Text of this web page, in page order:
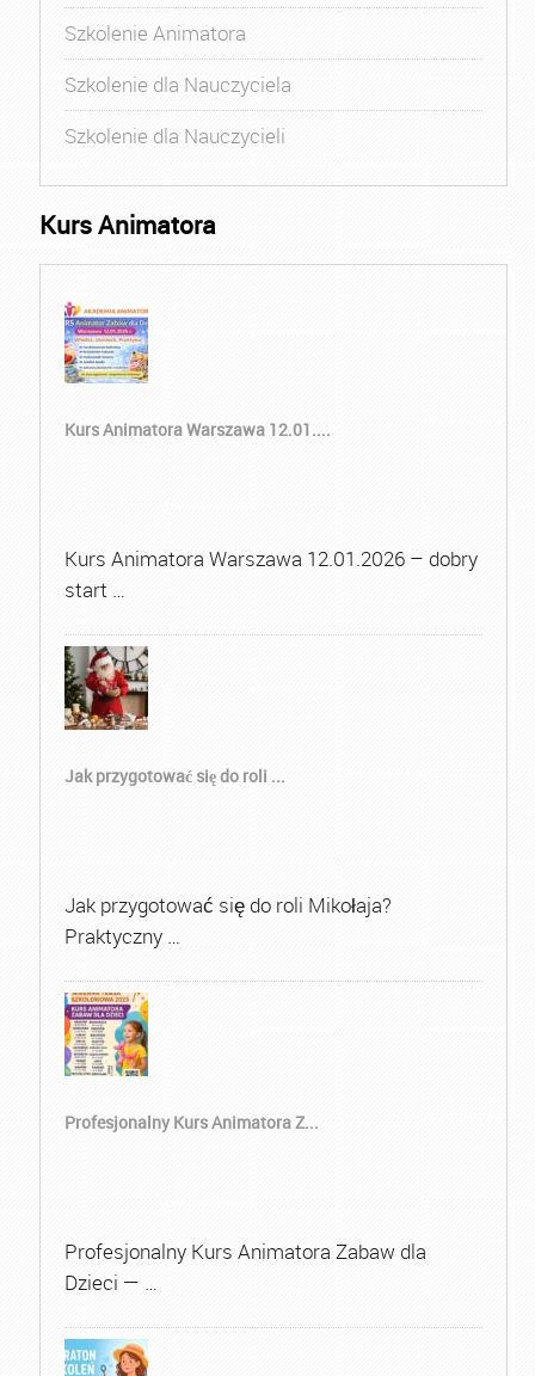
Szkolenie Animatora
Szkolenie dla Nauczyciela
Szkolenie dla Nauczycieli
Kurs Animatora
Kurs Animatora Warszawa 12.01....
Kurs Animatora Warszawa 12.01.2026 – dobry
start …
Jak przygotować się do roli ...
Jak przygotować się do roli Mikołaja?
Praktyczny …
Profesjonalny Kurs Animatora Z...
Profesjonalny Kurs Animatora Zabaw dla
Dzieci — …